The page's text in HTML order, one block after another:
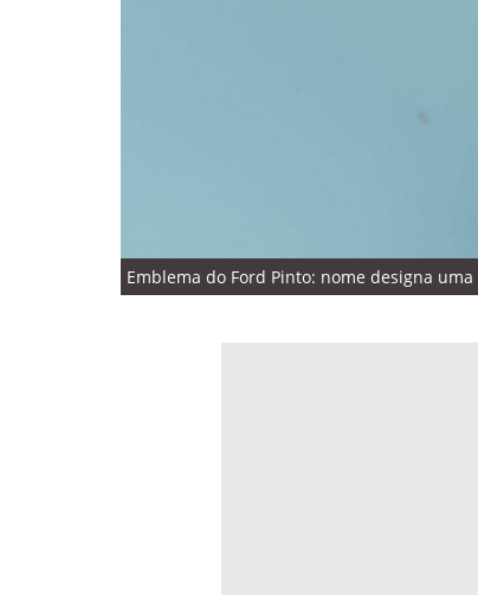
Emblema do Ford Pinto: nome designa